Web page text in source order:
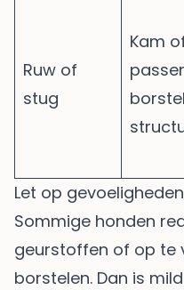
Ruw of
stug
Kam
Let op gevoeligheden
Sommige honden
geurstoffen of op te
borstelen. Dan is